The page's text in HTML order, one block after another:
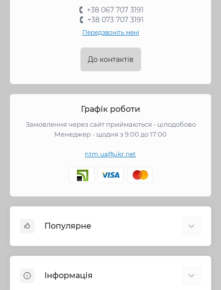
+38 067 707 3191
+38 073 707 3191
Передзвоніть мені
До контактів
Графік роботи
Замовлення через сайт приймаються - цілодобово
Менеджер - щодня з 9:00 до 17:00
ntm.ua@ukr.net
Популярне
Запірна арматура
Інформація